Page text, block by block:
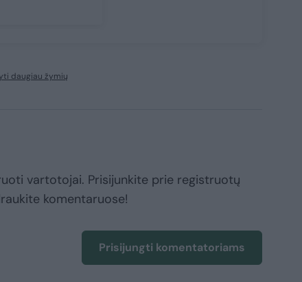
daugiau žymių
vartotojai. Prisijunkite prie registruotų
komentaruose!
Prisijungti komentatoriams